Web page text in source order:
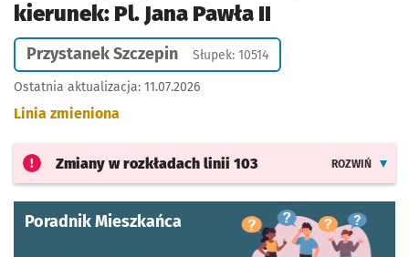
kierunek: Pl. Jana Pawła II
Przystanek Szczepin Słupek: 10514
Ostatnia aktualizacja: 11.07.2026
Linia zmieniona
Zmiany w rozkładach linii 103 ROZWIŃ
Poradnik Mieszkańca